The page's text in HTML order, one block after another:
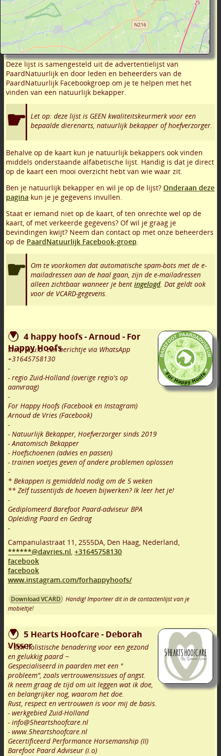
Deze lijst is samengesteld uit de advertentielijst van
PaardNatuurlijk en door leden en beheerders van de
PaardNatuurlijk Facebookgroep om je te helpen met het
vinden van een natuurlijk bekapper.
Let op: deze lijst is GEEN kwaliteitskeurmerk voor een
bepaalde dierenarts, natuurlijk bekapper of hoefverzorger.
Behalve op de kaart kun je natuurlijk bekappers ook vinden
middels onderstaande alfabetische lijst. Handig is dat je direct
op de kaart een mooi overzicht hebt van wie waar zit.
Ben je natuurlijk bekapper en wil je op de lijst? Onderaan deze
pagina kun je je gegevens invullen.
Staat er iemand niet op de kaart, of ten onrechte wel op de
kaart, of met verkeerde gegevens? Of wil je graag je
bevindingen kwijt? Neem dan contact op met onze beheerders
op de PaardNatuurlijk Facebook-groep.
Om te voorkomen dat automatische spam-bots met de e-
mailadressen aan de haal gaan, zijn de e-mailadressen
alleen zichtbaar wanneer je bent ingelogd. Dat geldt ook
voor de VCARD-gegevens.
4 happy hoofs - Arnoud - For
Happy Hoofs
Stuur a.u.b. een berichtje via WhatsApp
+31645758130
-
- regio Zuid-Holland (overige regio's op
aanvraag)
-
For Happy Hoofs (Facebook en Instagram)
Arnoud de Vries (Facebook)
-
- Natuurlijk Bekapper, Hoefverzorger sinds 2019
- Anatomisch Bekapper
- Hoefschoenen (advies en passen)
- trainen voetjes geven of andere problemen oplossen
-
* Bekappen is gemiddeld nodig om de 5 weken
** Zelf tussentijds de hoeven bijwerken? Ik leer het je!
-
Gediplomeerd Barefoot Paard-adviseur BPA
Opleiding Paard en Gedrag
-
Campanulastraat 11 , 2555DA, Den Haag, Nederland,
******@davries.nl, +31645758130
facebook
facebook
www.instagram.com/forhappyhoofs/
Download VCARD
Handig! Importeer dit in de contactenlijst van je
mobieltje!
5 Hearts Hoofcare - Deborah
Visser
~ Een holistische benadering voor een gezond
en gelukkig paard ~
Gespecialiseerd in paarden met een "
probleem", zoals vertrouwensissues of angst.
Ik neem graag de tijd om uit leggen wat ik doe,
en belangrijker nog, waarom het doe.
Rust, respect en vertrouwen is voor mij de basis.
- werkgebied Zuid-Holland
- info@5heartshoofcare.nl
- www.5heartshoofcare.nl
Gecertificeerd Performance Horsemanship (II)
Barefoot Paard Adviseur (i.o)